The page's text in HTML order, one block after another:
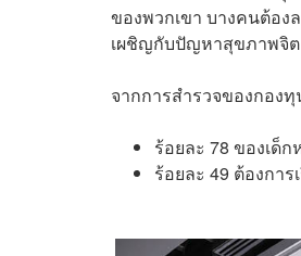
ของพวกเขา บางคนต้อง
เผชิญกับปัญหาสุขภาพจิต
จากการสำรวจของกอง
ร้อยละ 78 ของเด็
ร้อยละ 49 ต้องกา